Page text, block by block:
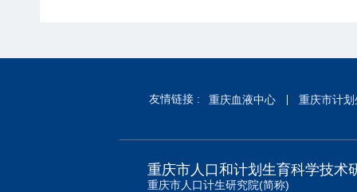
友情链接 : 重庆血液中心 重庆市计
重庆市人口和计划生育科学技术
重庆市人口计生研究院(简称)